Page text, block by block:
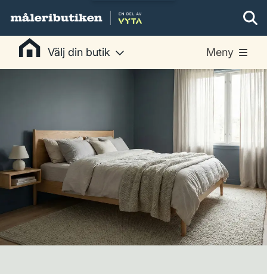
Välj din butik Meny